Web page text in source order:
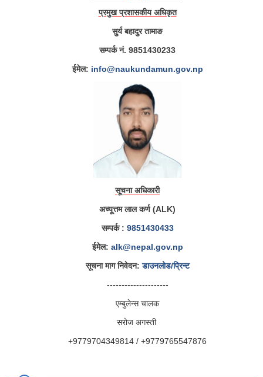
प्रमुख प्रशासकीय अधिकृत
सुर्य बहादुर तामाङ
सम्पर्क नं. 9851430233
ईमेल: info@naukundamun.gov.np
सूचना अधिकारी
अच्यूत्तम लाल कर्ण (ALK)
सम्पर्क : 9851430433
ईमेल: alk@nepal.gov.np
सूचना माग निवेदन:डाउनलोड/प्रिन्ट
---------------------
एम्बुलेन्स चालक
सरोज अगस्ती
+9779704349814 / +9779765547876